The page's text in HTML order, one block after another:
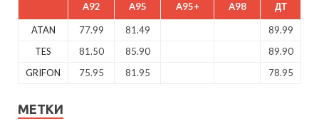
A92 A95 A95+ A98 ДТ
ATAN 77.99 81.49
89.99
TES
81.50 85.90
89.90
GRIFON
75.95 81.95 78.95
МЕТКИ